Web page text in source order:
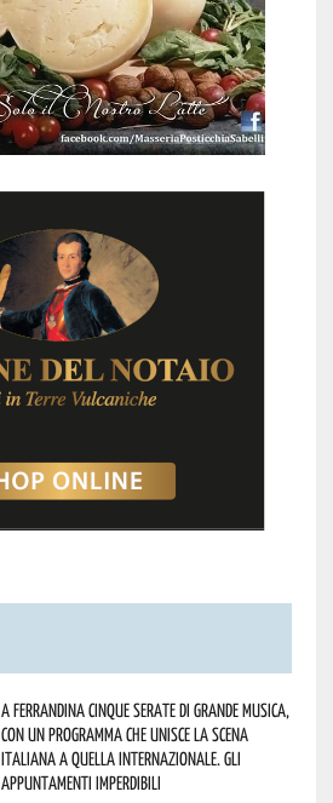
A Ferrandina cinque serate di grande musica,
con un programma che unisce la scena
italiana a quella internazionale. Gli
appuntamenti imperdibili